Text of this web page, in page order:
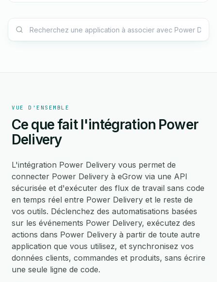
VUE D'ENSEMBLE
Ce que fait l'intégration Power
Delivery
L'intégration Power Delivery vous permet de
connecter Power Delivery à eGrow via une API
sécurisée et d'exécuter des flux de travail sans code
en temps réel entre Power Delivery et le reste de
vos outils. Déclenchez des automatisations basées
sur les événements Power Delivery, exécutez des
actions dans Power Delivery à partir de toute autre
application que vous utilisez, et synchronisez vos
données clients, commandes et produits, sans écrire
une seule ligne de code.